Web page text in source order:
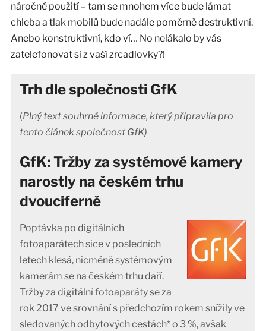
náročné použití – tam se mnohem více bude lámat
chleba a tlak mobilů bude nadále poměrně destruktivní.
Anebo konstruktivní, kdo ví… No nelákalo by vás
zatelefonovat si z vaší zrcadlovky?!
Trh dle společnosti GfK
(Plný text souhrné informace, který připravila pro
tento článek společnost GfK)
GfK: Tržby za systémové kamery
narostly na českém trhu
dvouciferně
Poptávka po digitálních
fotoaparátech sice v posledních
letech klesá, nicméně systémovým
kamerám se na českém trhu daří.
Tržby za digitální fotoaparáty se za
rok 2017 ve srovnání s předchozím rokem snížily ve
sledovaných odbytových cestách* o 3 %, avšak